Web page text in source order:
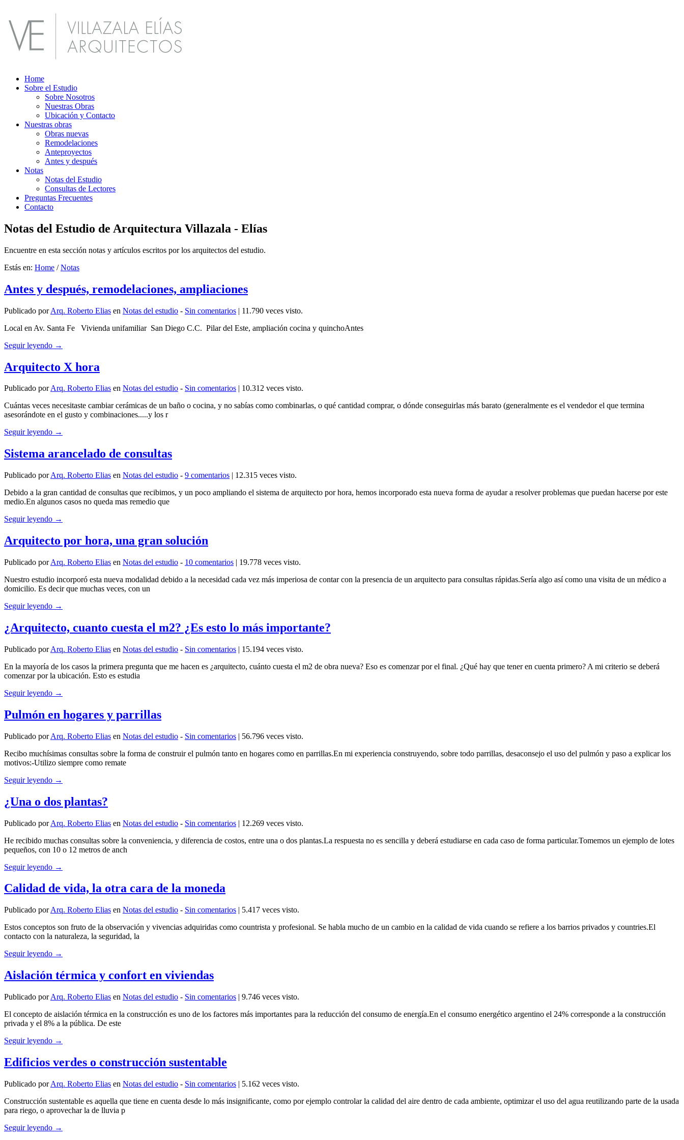
Home
Sobre el Estudio
Sobre Nosotros
Nuestras Obras
Ubicación y Contacto
Nuestras obras
Obras nuevas
Remodelaciones
Anteproyectos
Antes y después
Notas
Notas del Estudio
Consultas de Lectores
Preguntas Frecuentes
Contacto
Notas del Estudio de Arquitectura Villazala - Elías
Encuentre en esta sección notas y artículos escritos por los arquitectos del estudio.
Estás en: Home / Notas
Antes y después, remodelaciones, ampliaciones
Publicado por Arq. Roberto Elias en Notas del estudio ‐ Sin comentarios | 11.790 veces visto.
Local en Av. Santa Fe Vivienda unifamiliar San Diego C.C. Pilar del Este, ampliación cocina y quinchoAntes
Seguir leyendo →
Arquitecto X hora
Publicado porArq. Roberto Elias en Notas del estudio ‐ Sin comentarios | 10.312 veces visto.
Cuántas veces necesitaste cambiar cerámicas de un baño o cocina, y no sabías como combinarlas, o qué cantidad comprar, o dónde conseguirlas más barato (generalmente es el vendedor el que termina
asesorándote en el gusto y combinaciones.....y los r
Seguir leyendo →
Sistema arancelado de consultas
Publicado por Arq. Roberto Elias en Notas del estudio ‐ 9 comentarios | 12.315 veces visto.
Debido a la gran cantidad de consultas que recibimos, y un poco ampliando el sistema de arquitecto por hora, hemos incorporado esta nueva forma de ayudar a resolver problemas que puedan hacerse por este
medio.En algunos casos no queda mas remedio que
Seguir leyendo →
Arquitecto por hora, una gran solución
Publicado por Arq. Roberto Elias en Notas del estudio ‐ 10 comentarios | 19.778 veces visto.
Nuestro estudio incorporó esta nueva modalidad debido a la necesidad cada vez más imperiosa de contar con la presencia de un arquitecto para consultas rápidas.Sería algo así como una visita de un médico a
domicilio. Es decir que muchas veces, con un
Seguir leyendo →
¿Arquitecto, cuanto cuesta el m2? ¿Es esto lo más importante?
Publicado por Arq. Roberto Elias en Notas del estudio ‐ Sin comentarios | 15.194 veces visto.
En la mayoría de los casos la primera pregunta que me hacen es ¿arquitecto, cuánto cuesta el m2 de obra nueva? Eso es comenzar por el final. ¿Qué hay que tener en cuenta primero? A mi criterio se deberá
comenzar por la ubicación. Esto es estudia
Seguir leyendo →
Pulmón en hogares y parrillas
Publicado por Arq. Roberto Elias en Notas del estudio ‐ Sin comentarios | 56.796 veces visto.
Recibo muchísimas consultas sobre la forma de construir el pulmón tanto en hogares como en parrillas.En mi experiencia construyendo, sobre todo parrillas, desaconsejo el uso del pulmón y paso a explicar los
motivos:-Utilizo siempre como remate
Seguir leyendo →
¿Una o dos plantas?
Publicado por Arq. Roberto Elias en Notas del estudio ‐ Sin comentarios | 12.269 veces visto.
He recibido muchas consultas sobre la conveniencia, y diferencia de costos, entre una o dos plantas.La respuesta no es sencilla y deberá estudiarse en cada caso de forma particular.Tomemos un ejemplo de lotes
pequeños, con 10 o 12 metros de anch
Seguir leyendo →
Calidad de vida, la otra cara de la moneda
Publicado por Arq. Roberto Elias en Notas del estudio ‐ Sin comentarios | 5.417 veces visto.
Estos conceptos son fruto de la observación y vivencias adquiridas como countrista y profesional. Se habla mucho de un cambio en la calidad de vida cuando se refiere a los barrios privados y countries.El
contacto con la naturaleza, la seguridad, la
Seguir leyendo →
Aislación térmica y confort en viviendas
Publicado por Arq. Roberto Elias en Notas del estudio ‐ Sin comentarios | 9.746 veces visto.
El concepto de aislación térmica en la construcción es uno de los factores más importantes para la reducción del consumo de energía.En el consumo energético argentino el 24% corresponde a la construcción
privada y el 8% a la pública. De este
Seguir leyendo →
Edificios verdes o construcción sustentable
Publicado por Arq. Roberto Elias en Notas del estudio ‐ Sin comentarios | 5.162 veces visto.
Construcción sustentable es aquella que tiene en cuenta desde lo más insignificante, como por ejemplo controlar la calidad del aire dentro de cada ambiente, optimizar el uso del agua reutilizando parte de la usada
para riego, o aprovechar la de lluvia p
Seguir leyendo →